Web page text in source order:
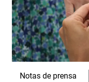
Notas de prensa